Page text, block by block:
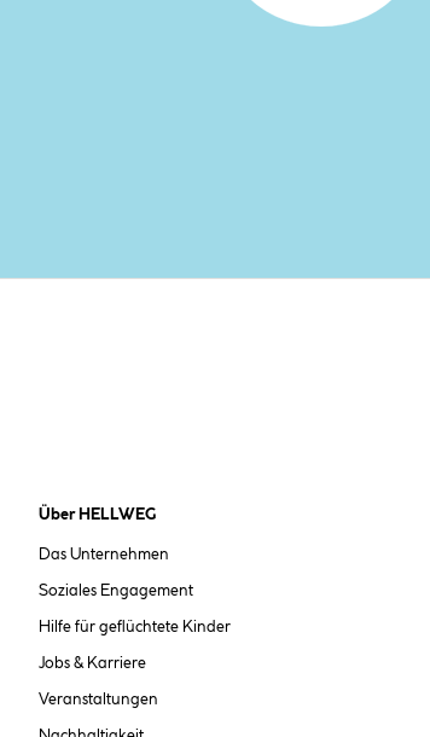
Über HELLWEG
Das Unternehmen
Soziales Engagement
Hilfe für geflüchtete Kinder
Jobs & Karriere
Veranstaltungen